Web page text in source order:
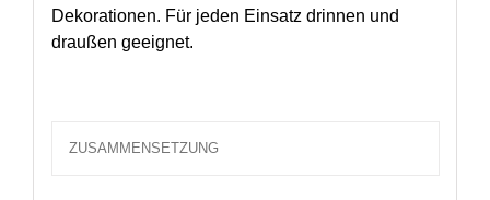
Dekorationen. Für jeden Einsatz drinnen und
draußen geeignet.
ZUSAMMENSETZUNG